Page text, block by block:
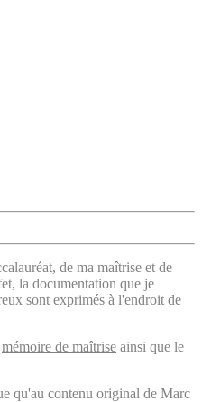
de ma maîtrise et de
la documentation que je
sont exprimés à l'endroit de
mémoire de maîtrise ainsi que le
qu'au contenu original de Marc